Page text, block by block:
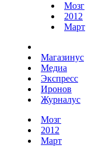
Мозг
2012
Март
Магазинус
Медиа
Экспресс
Иронов
Журналус
Мозг
2012
Март